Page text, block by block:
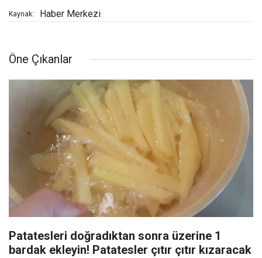
Kaynak: Haber Merkezi
Öne Çıkanlar
Patatesleri doğradıktan sonra üzerine 1
bardak ekleyin! Patatesler çıtır çıtır kızaracak